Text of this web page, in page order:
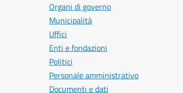
Organi di governo
Municipalità
Uffici
Enti e fondazioni
Politici
Personale amministrativo
Documenti e dati